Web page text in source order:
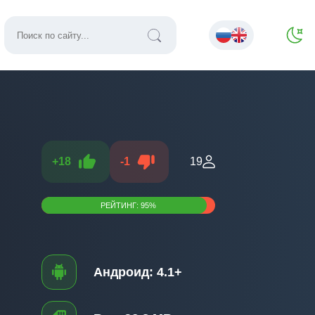
+18 -1 19
РЕЙТИНГ:95%
Андроид: 4.1+